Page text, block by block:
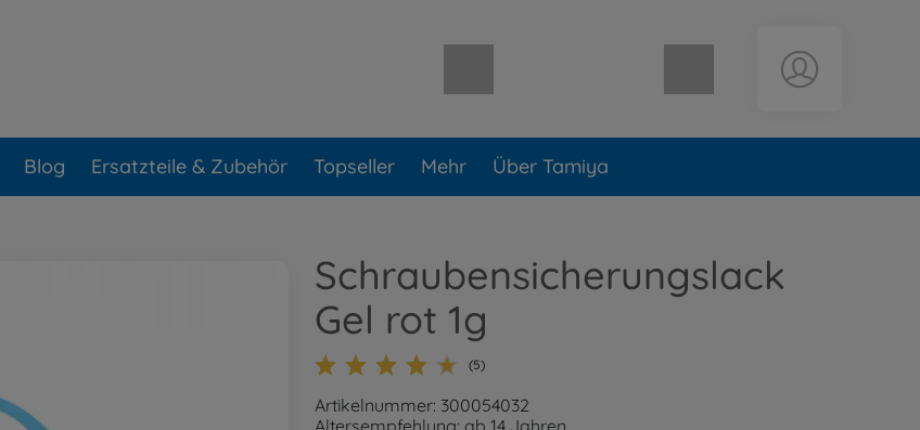
Warenkorb leer
Blog Ersatzteile & Zubehör Topseller Mehr Über Tamiya
Schraubensicherungslack
Gel rot 1g
(5)
Artikelnummer: 300054032
Altersempfehlung: ab 14 Jahren